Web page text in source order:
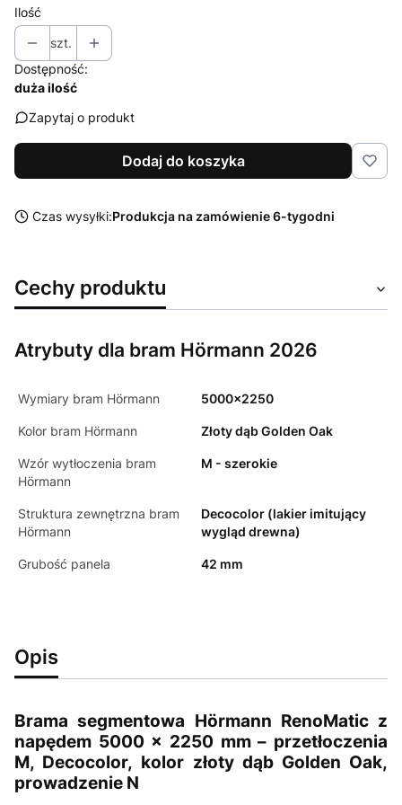
Ilość
szt.
Dostępność:
duża ilość
Zapytaj o produkt
Dodaj do koszyka
Czas wysyłki:Produkcja na zamówienie 6-tygodni
Cechy produktu
Atrybuty dla bram Hörmann 2026
Wymiary bram Hörmann 5000x2250
Kolor bram Hörmann Złoty dąb Golden Oak
Wzór wytłoczenia bram
Hörmann
M - szerokie
Struktura zewnętrzna bram
Hörmann
Decocolor (lakier imitujący
wygląd drewna)
Grubość panela 42 mm
Opis
Brama segmentowa Hörmann RenoMatic z
napędem 5000 × 2250 mm – przetłoczenia
M, Decocolor, kolor złoty dąb Golden Oak,
prowadzenie N